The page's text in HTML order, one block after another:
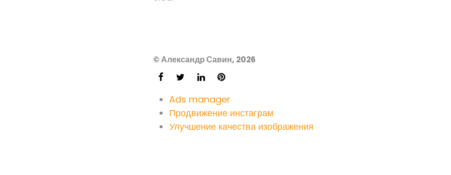
© Александр Савин, 2026
Ads manager
Продвижение инстаграм
Улучшение качества изображения